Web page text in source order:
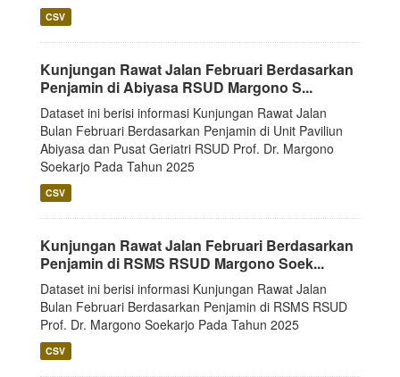
CSV
Kunjungan Rawat Jalan Februari Berdasarkan
Penjamin di Abiyasa RSUD Margono S...
Dataset ini berisi informasi Kunjungan Rawat Jalan
Bulan Februari Berdasarkan Penjamin di Unit Paviliun
Abiyasa dan Pusat Geriatri RSUD Prof. Dr. Margono
Soekarjo Pada Tahun 2025
CSV
Kunjungan Rawat Jalan Februari Berdasarkan
Penjamin di RSMS RSUD Margono Soek...
Dataset ini berisi informasi Kunjungan Rawat Jalan
Bulan Februari Berdasarkan Penjamin di RSMS RSUD
Prof. Dr. Margono Soekarjo Pada Tahun 2025
CSV